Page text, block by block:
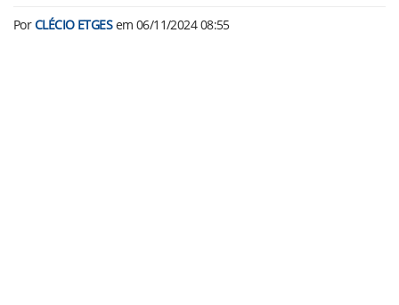
PorCLÉCIO ETGESem 06/11/2024 08:55